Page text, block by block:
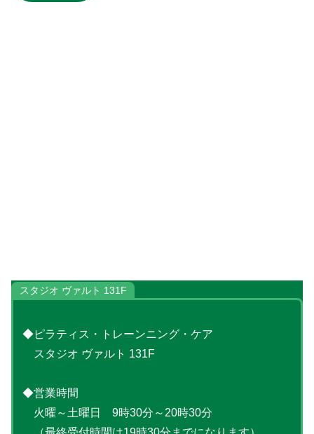
スタジオ ヴァルト 131F
◆ピラティス・トレーンニング・ケア
スタジオ ヴァルト 131F
◆営業時間
火曜～土曜日 9時30分～20時30分